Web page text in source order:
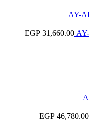
EGP 31,660.00
EGP 46,780.00